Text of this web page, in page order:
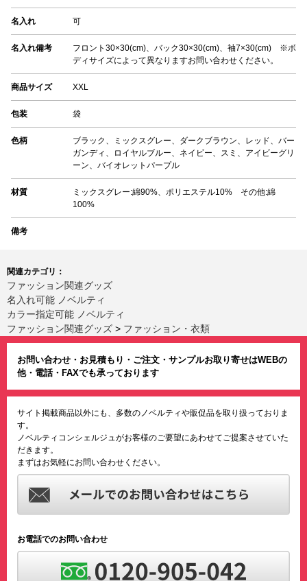
名入れ 可
名入れ備考
フロント30×30(cm)、バック30×30(cm)、袖7×30(cm) ※ボ
ディサイズによって異なりますお問い合わせください。
商品サイズ XXL
包装 袋
色柄
ブラック、ミックスグレー、ダークブラウン、レッド、バー
ガンディ、ロイヤルブルー、ネイビー、スミ、アイビーグリ
ーン、バイオレットパープル
材質
ミックスグレー:綿90%、ポリエステル10% その他:綿
100%
備考
関連カテゴリ：
ファッション関連グッズ
名入れ可能 ノベルティ
カラー指定可能 ノベルティ
ファッション関連グッズ > ファッション・衣類
お問い合わせ・お見積もり・ご注文・サンプルお取り寄せはWEBの
他・電話・FAXでも承っております
サイト掲載商品以外にも、多数のノベルティや販促品を取り扱っておりま
す。
ノベルティコンシェルジュがお客様のご要望にあわせてご提案させていた
だきます。
まずはお気軽にお問い合わせください。
お電話でのお問い合わせ